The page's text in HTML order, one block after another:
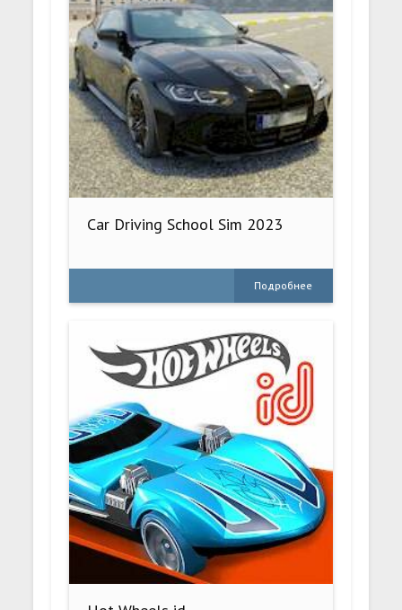
Car Driving School Sim 2023
Подробнее